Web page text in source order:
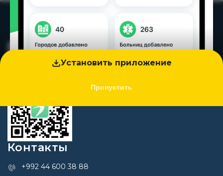
Установить приложение
Пропустить
Контакты
+992 44 600 38 88